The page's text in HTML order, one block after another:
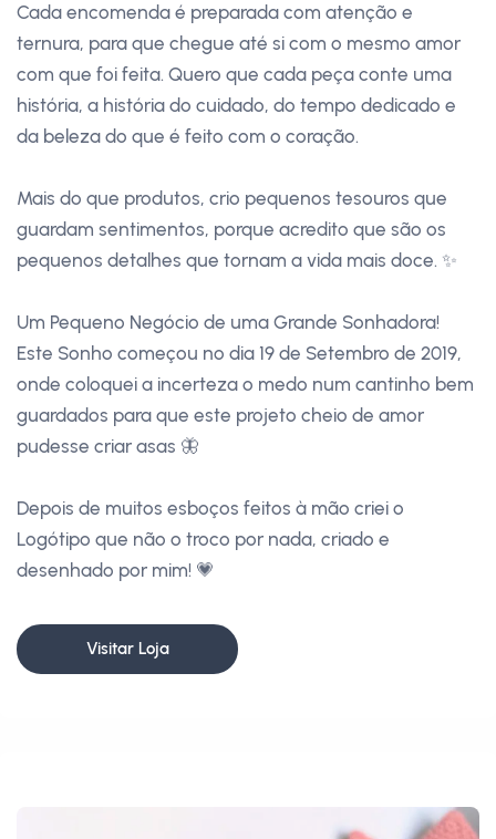
Cada encomenda é preparada com atenção e
ternura, para que chegue até si com o mesmo amor
com que foi feita. Quero que cada peça conte uma
história, a história do cuidado, do tempo dedicado e
da beleza do que é feito com o coração.
Mais do que produtos, crio pequenos tesouros que
guardam sentimentos, porque acredito que são os
pequenos detalhes que tornam a vida mais doce. ✨
Um Pequeno Negócio de uma Grande Sonhadora!
Este Sonho começou no dia 19 de Setembro de 2019,
onde coloquei a incerteza o medo num cantinho bem
guardados para que este projeto cheio de amor
pudesse criar asas 🦋
Depois de muitos esboços feitos à mão criei o
Logótipo que não o troco por nada, criado e
desenhado por mim! 💗
Visitar Loja